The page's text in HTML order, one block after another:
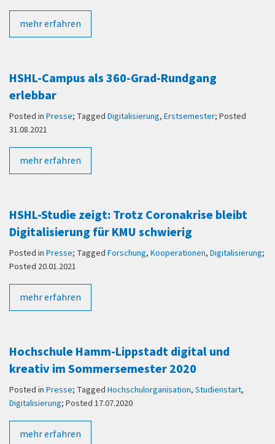
mehr erfahren
HSHL-Campus als 360-Grad-Rundgang
erlebbar
Posted in Presse; Tagged Digitalisierung, Erstsemester; Posted
31.08.2021
mehr erfahren
HSHL-Studie zeigt: Trotz Coronakrise bleibt
Digitalisierung für KMU schwierig
Posted in Presse; Tagged Forschung, Kooperationen, Digitalisierung;
Posted 20.01.2021
mehr erfahren
Hochschule Hamm-Lippstadt digital und
kreativ im Sommersemester 2020
Posted in Presse; Tagged Hochschulorganisation, Studienstart,
Digitalisierung; Posted 17.07.2020
mehr erfahren